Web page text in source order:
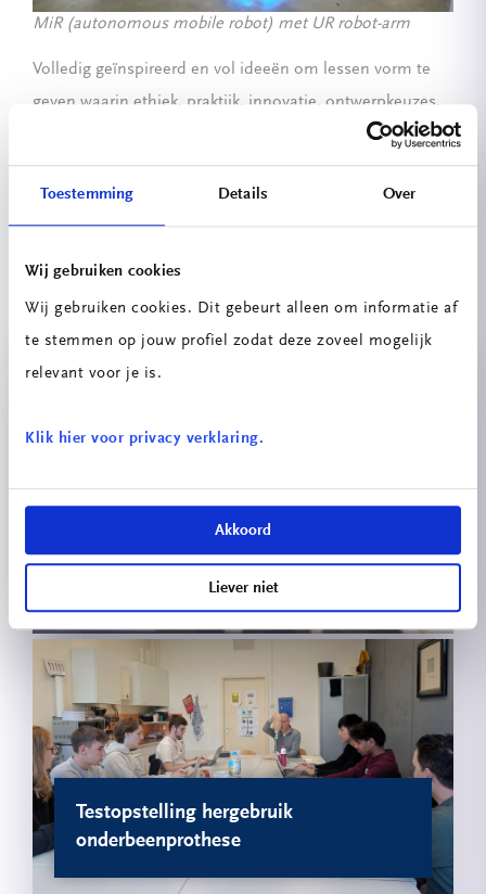
Toestemming Details Over
Wij gebruiken cookies
Wij gebruiken cookies. Dit gebeurt alleen om informatie af
te stemmen op jouw profiel zodat deze zoveel mogelijk
relevant voor je is.
Klik hier voor privacy verklaring.
Akkoord
Liever niet
MiR (autonomous mobile robot) met UR robot-arm
Volledig geïnspireerd en vol ideeën om lessen vorm te
geven waarin ethiek, praktijk, innovatie, ontwerpkeuzes,
contacten met buitenlandse scholen én nieuw onderwijs
een rol spelen, was de lange terugreis zéker niet saai
maar bijna te kort. We kijken uit naar de editie van
volgend jaar in Aalborg (DK)!
Projecten
Speakerbuilders – eigen Bluetooth-
speaker bouwen
Testopstelling hergebruik
onderbeenprothese